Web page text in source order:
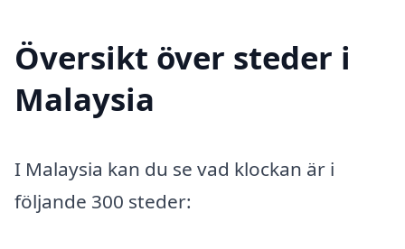
Översikt över steder i
Malaysia
I Malaysia kan du se vad klockan är i
följande 300 steder: